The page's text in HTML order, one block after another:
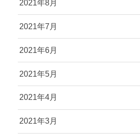
2021年8月
2021年7月
2021年6月
2021年5月
2021年4月
2021年3月